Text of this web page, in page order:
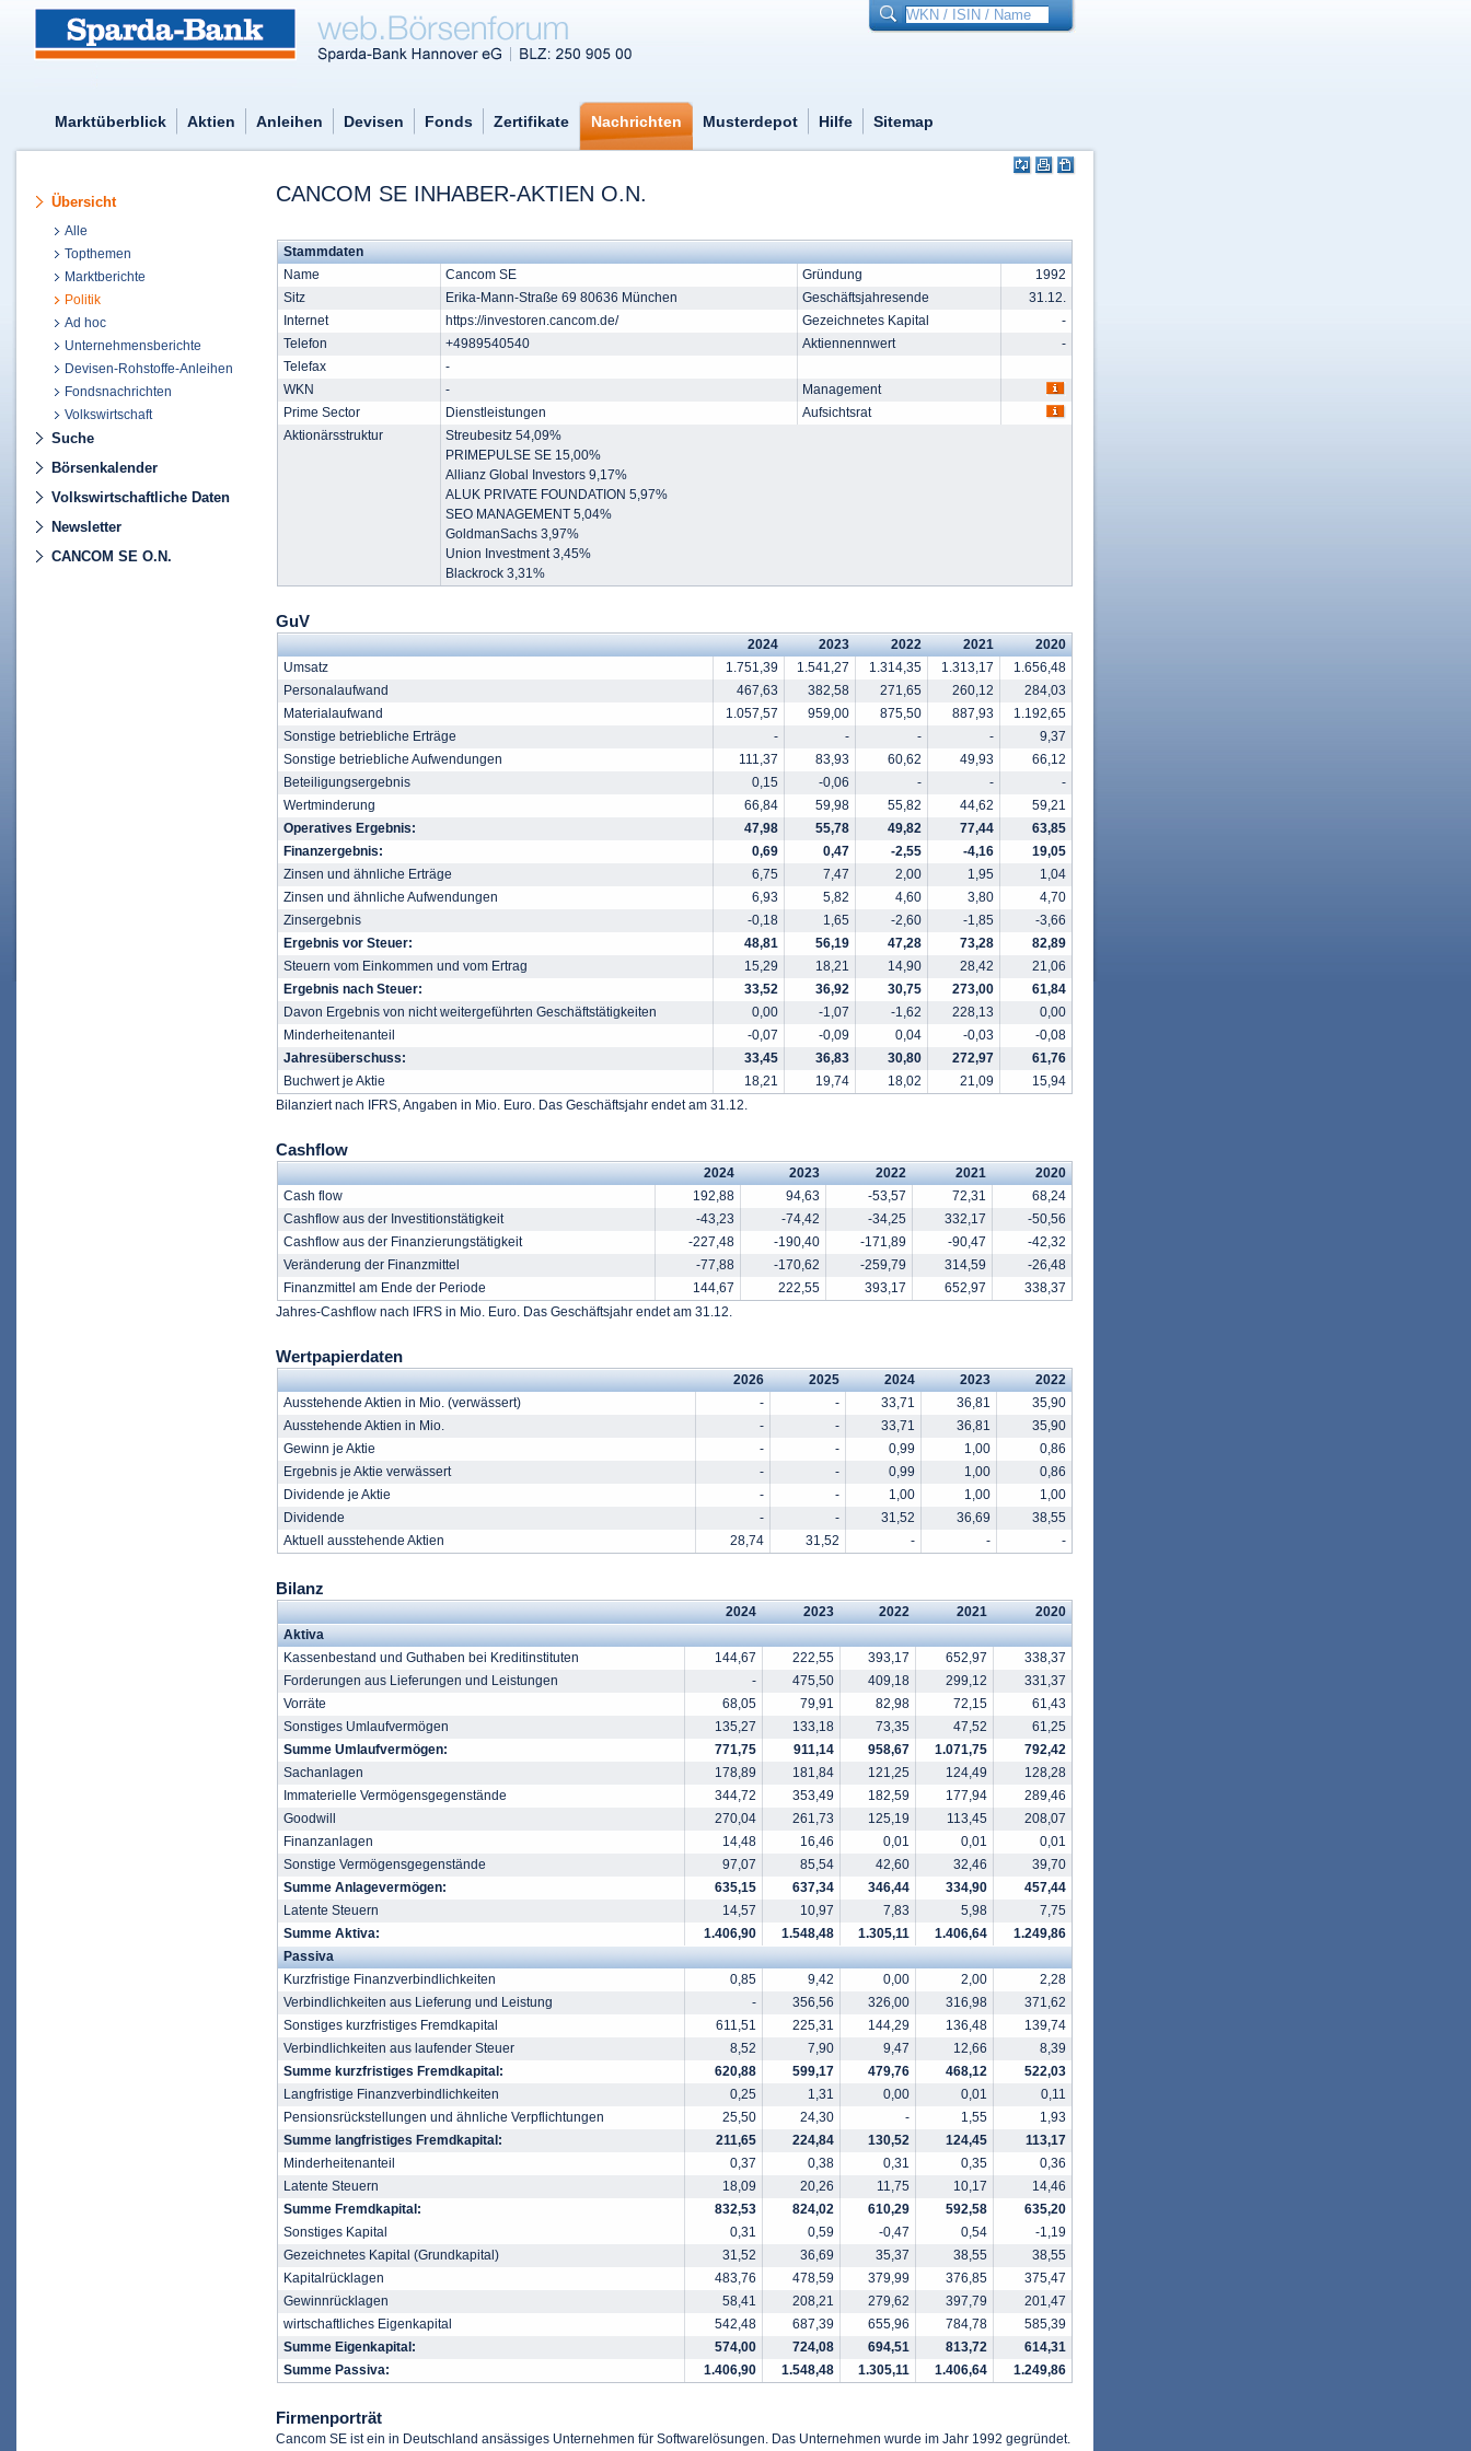
Marktüberblick Aktien Anleihen Devisen Fonds Zertifikate Nachrichten Musterdepot Hilfe Sitemap
Übersicht
Alle
Topthemen
Marktberichte
Politik
Ad hoc
Unternehmensberichte
Devisen-Rohstoffe-Anleihen
Fondsnachrichten
Volkswirtschaft
Suche
Börsenkalender
Volkswirtschaftliche Daten
Newsletter
CANCOM SE O.N.
CANCOM SE INHABER-AKTIEN O.N.
Stammdaten
Name
Cancom SE Gründung
1992
Sitz
Erika-Mann-Straße 69 80636 München Geschäftsjahresende
31.12.
Internet
https://investoren.cancom.de/ Gezeichnetes Kapital
-
Telefon
+4989540540 Aktiennennwert
-
Telefax
-
WKN
-
Management
Prime Sector
Dienstleistungen
Aufsichtsrat
Aktionärsstruktur
Streubesitz 54,09%
PRIMEPULSE SE 15,00%
Allianz Global Investors 9,17%
ALUK PRIVATE FOUNDATION 5,97%
SEO MANAGEMENT 5,04%
GoldmanSachs 3,97%
Union Investment 3,45%
Blackrock 3,31%
GuV
2024 2023 2022 2021
2020
Umsatz
1.751,39 1.541,27 1.314,35 1.313,17
1.656,48
Personalaufwand
467,63 382,58 271,65 260,12
284,03
Materialaufwand
1.057,57 959,00 875,50 887,93
1.192,65
Sonstige betriebliche Erträge
- - - -
9,37
Sonstige betriebliche Aufwendungen
111,37 83,93 60,62 49,93
66,12
Beteiligungsergebnis
0,15 -0,06 - -
-
Wertminderung
66,84 59,98 55,82 44,62
59,21
Operatives Ergebnis:
47,98 55,78 49,82 77,44
63,85
Finanzergebnis:
0,69 0,47 -2,55 -4,16
19,05
Zinsen und ähnliche Erträge
6,75 7,47 2,00 1,95
1,04
Zinsen und ähnliche Aufwendungen
6,93 5,82 4,60 3,80
4,70
Zinsergebnis
-0,18 1,65 -2,60 -1,85
-3,66
Ergebnis vor Steuer:
48,81 56,19 47,28 73,28
82,89
Steuern vom Einkommen und vom Ertrag
15,29 18,21 14,90 28,42
21,06
Ergebnis nach Steuer:
33,52 36,92 30,75 273,00
61,84
Davon Ergebnis von nicht weitergeführten Geschäftstätigkeiten
0,00 -1,07 -1,62 228,13
0,00
Minderheitenanteil
-0,07 -0,09 0,04 -0,03
-0,08
Jahresüberschuss:
33,45 36,83 30,80 272,97
61,76
Buchwert je Aktie
18,21 19,74 18,02 21,09
15,94
Bilanziert nach IFRS, Angaben in Mio. Euro. Das Geschäftsjahr endet am 31.12.
Cashflow
2024 2023 2022 2021
2020
Cash flow
192,88 94,63 -53,57 72,31
68,24
Cashflow aus der Investitionstätigkeit
-43,23 -74,42 -34,25 332,17
-50,56
Cashflow aus der Finanzierungstätigkeit
-227,48 -190,40 -171,89 -90,47
-42,32
Veränderung der Finanzmittel
-77,88 -170,62 -259,79 314,59
-26,48
Finanzmittel am Ende der Periode
144,67 222,55 393,17 652,97
338,37
Jahres-Cashflow nach IFRS in Mio. Euro. Das Geschäftsjahr endet am 31.12.
Wertpapierdaten
2026 2025 2024 2023
2022
Ausstehende Aktien in Mio. (verwässert)
- - 33,71 36,81
35,90
Ausstehende Aktien in Mio.
- - 33,71 36,81
35,90
Gewinn je Aktie
- - 0,99 1,00
0,86
Ergebnis je Aktie verwässert
- - 0,99 1,00
0,86
Dividende je Aktie
- - 1,00 1,00
1,00
Dividende
- - 31,52 36,69
38,55
Aktuell ausstehende Aktien
28,74 31,52 - - -
Bilanz
2024 2023 2022 2021
2020
Aktiva
Kassenbestand und Guthaben bei Kreditinstituten
144,67 222,55 393,17 652,97
338,37
Forderungen aus Lieferungen und Leistungen
- 475,50 409,18 299,12
331,37
Vorräte
68,05 79,91 82,98 72,15
61,43
Sonstiges Umlaufvermögen
135,27 133,18 73,35 47,52
61,25
Summe Umlaufvermögen:
771,75 911,14 958,67 1.071,75
792,42
Sachanlagen
178,89 181,84 121,25 124,49
128,28
Immaterielle Vermögensgegenstände
344,72 353,49 182,59 177,94
289,46
Goodwill
270,04 261,73 125,19 113,45
208,07
Finanzanlagen
14,48 16,46 0,01 0,01
0,01
Sonstige Vermögensgegenstände
97,07 85,54 42,60 32,46
39,70
Summe Anlagevermögen:
635,15 637,34 346,44 334,90
457,44
Latente Steuern
14,57 10,97 7,83 5,98
7,75
Summe Aktiva:
1.406,90 1.548,48 1.305,11 1.406,64
1.249,86
Passiva
Kurzfristige Finanzverbindlichkeiten
0,85 9,42 0,00 2,00
2,28
Verbindlichkeiten aus Lieferung und Leistung
- 356,56 326,00 316,98
371,62
Sonstiges kurzfristiges Fremdkapital
611,51 225,31 144,29 136,48
139,74
Verbindlichkeiten aus laufender Steuer
8,52 7,90 9,47 12,66
8,39
Summe kurzfristiges Fremdkapital:
620,88 599,17 479,76 468,12
522,03
Langfristige Finanzverbindlichkeiten
0,25 1,31 0,00 0,01
0,11
Pensionsrückstellungen und ähnliche Verpflichtungen
25,50 24,30 - 1,55
1,93
Summe langfristiges Fremdkapital:
211,65 224,84 130,52 124,45
113,17
Minderheitenanteil
0,37 0,38 0,31 0,35
0,36
Latente Steuern
18,09 20,26 11,75 10,17
14,46
Summe Fremdkapital:
832,53 824,02 610,29 592,58
635,20
Sonstiges Kapital
0,31 0,59 -0,47 0,54
-1,19
Gezeichnetes Kapital (Grundkapital)
31,52 36,69 35,37 38,55
38,55
Kapitalrücklagen
483,76 478,59 379,99 376,85
375,47
Gewinnrücklagen
58,41 208,21 279,62 397,79
201,47
wirtschaftliches Eigenkapital
542,48 687,39 655,96 784,78
585,39
Summe Eigenkapital:
574,00 724,08 694,51 813,72
614,31
Summe Passiva:
1.406,90 1.548,48 1.305,11 1.406,64 1.249,86
Firmenporträt
Cancom SE ist ein in Deutschland ansässiges Unternehmen für Softwarelösungen. Das Unternehmen wurde im Jahr 1992 gegründet.